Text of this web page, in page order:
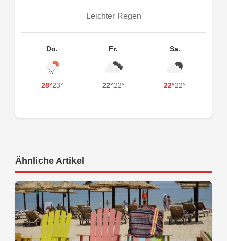
Leichter Regen
Do.
28°23°
Fr.
22°22°
Sa.
22°22°
Ähnliche Artikel